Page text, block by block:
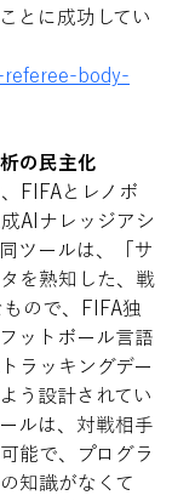
とに成功してい
body-
の民主化
FIFAとレノボ
AIナレッジアシ
ツールは、「サ
を熟知した、戦
ので、FIFA独
ットボール言語
ラッキングデー
う設計されてい
ルは、対戦相手
能で、プログラ
知識がなくて